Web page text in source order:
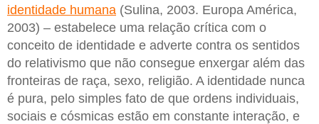
identidade humana (Sulina, 2003. Europa América,
2003) – estabelece uma relação crítica com o
conceito de identidade e adverte contra os sentidos
do relativismo que não consegue enxergar além das
fronteiras de raça, sexo, religião. A identidade nunca
é pura, pelo simples fato de que ordens individuais,
sociais e cósmicas estão em constante interação, e